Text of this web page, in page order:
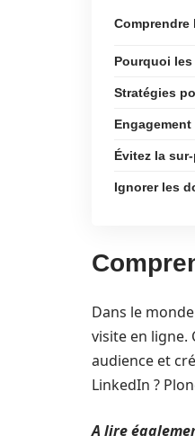
Pourquoi
Stratégies
Évitez la
Ignorer les
Dans le
visite en ligne.
audience et
LinkedIn ?
A lire